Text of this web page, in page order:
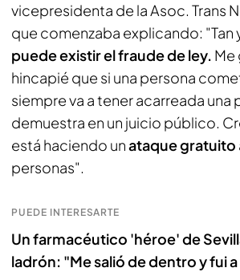
vicepresidenta de la Asoc. Trans
que comenzaba explicando: "Tan
puede existir el fraude de ley. Me
hincapié que si una persona
siempre va a tener acarreada una
demuestra en un juicio público.
está haciendo unataque gratuito
personas".
PUEDE INTERESARTE
Un farmacéutico 'héroe' de
ladrón: "Me salió de dentro y fui